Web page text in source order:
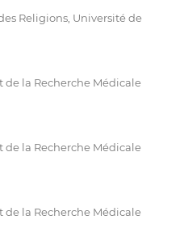
Religions, Université de
la Recherche Médicale
la Recherche Médicale
la Recherche Médicale